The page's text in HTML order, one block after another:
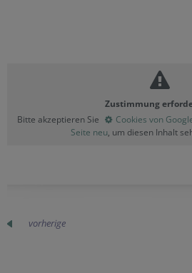
Zustimmung
Bitte akzeptieren Sie
Cookies von
Seite neu, um diesen Inhalt
vorherige